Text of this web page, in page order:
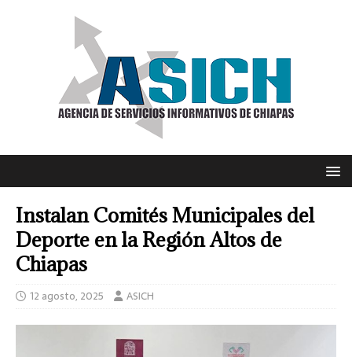
Instalan Comités Municipales del
Deporte en la Región Altos de
Chiapas
12 agosto, 2025 ASICH